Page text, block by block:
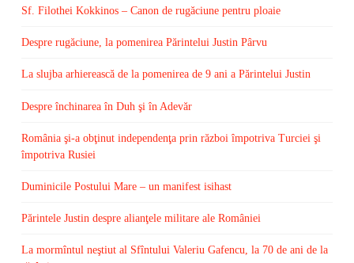
Sf. Filothei Kokkinos – Canon de rugăciune pentru ploaie
Despre rugăciune, la pomenirea Părintelui Justin Pârvu
La slujba arhierească de la pomenirea de 9 ani a Părintelui Justin
Despre închinarea în Duh şi în Adevăr
România şi-a obţinut independenţa prin război împotriva Turciei şi
împotriva Rusiei
Duminicile Postului Mare – un manifest isihast
Părintele Justin despre alianţele militare ale României
La mormîntul neştiut al Sfîntului Valeriu Gafencu, la 70 de ani de la